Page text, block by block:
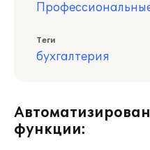
Профессиональные
Теги
бухгалтерия
функции: